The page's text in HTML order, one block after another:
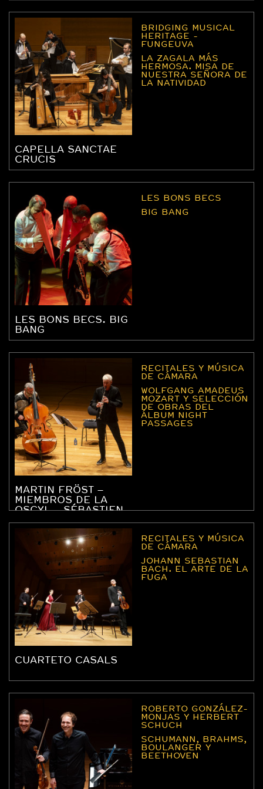
CAPELLA SANCTAE
CRUCIS
BRIDGING MUSICAL
HERITAGE -
FUNGEUVA
LA ZAGALA MÁS
HERMOSA. MISA DE
NUESTRA SEÑORA DE
LA NATIVIDAD
LES BONS BECS. BIG
BANG
LES BONS BECS
BIG BANG
MARTIN FRÖST –
MIEMBROS DE LA
OSCYL – SÉBASTIEN
RECITALES Y MÚSICA
DE CÁMARA
WOLFGANG AMADEUS
MOZART Y SELECCIÓN
DE OBRAS DEL
ÁLBUM NIGHT
PASSAGES
CUARTETO CASALS
RECITALES Y MÚSICA
DE CÁMARA
JOHANN SEBASTIAN
BACH. EL ARTE DE LA
FUGA
ROBERTO GONZÁLEZ-
MONJAS Y HERBERT
SCHUCH
SCHUMANN, BRAHMS,
BOULANGER Y
BEETHOVEN